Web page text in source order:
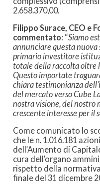
2.658.370,00.
Filippo Surace, CEO e
commentato: “Siamo
annunciare questa
primario investitore
totale della raccolta oltre
Questo importate
chiara testimonianza
del mercato verso Cube
nostra visione, del nostro
crescente interesse per il
Come comunicato lo
che le n. 1.016.181
dell’Aumento di
cura dell’organo
rispetto della
finale del 31 dicembre